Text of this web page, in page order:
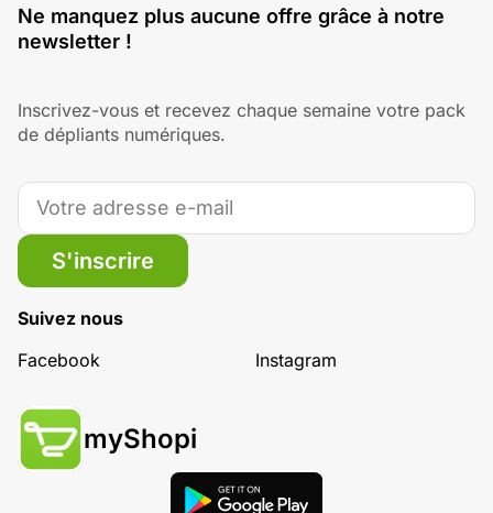
Ne manquez plus aucune offre grâce à notre
newsletter !
Inscrivez-vous et recevez chaque semaine votre pack
de dépliants numériques.
S'inscrire
Suivez nous
Facebook
Instagram
myShopi